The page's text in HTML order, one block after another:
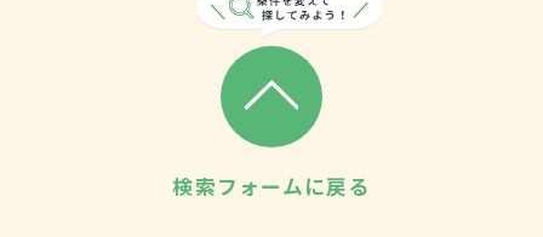
検索フォームに戻る